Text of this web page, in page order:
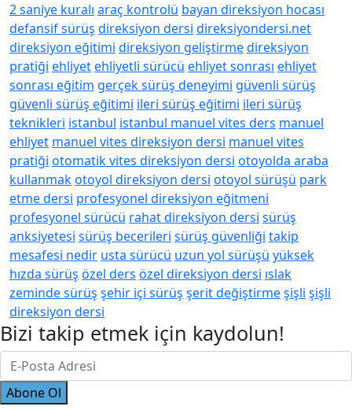
2 saniye kuralı araç kontrolü bayan direksiyon hocası
defansif sürüş direksiyon dersi direksiyondersi.net
direksiyon eğitimi direksiyon geliştirmedireksiyon
pratiği ehliyetehliyetli sürücü ehliyet sonrası ehliyet
sonrası eğitim gerçek sürüş deneyimi güvenli sürüş
güvenli sürüş eğitimi ileri sürüş eğitimi ileri sürüş
teknikleri istanbul istanbul manuel vites ders manuel
ehliyet manuel vites direksiyon dersi manuel vites
pratiği otomatik vites direksiyon dersi otoyolda araba
kullanmakotoyol direksiyon dersi otoyol sürüşü park
etme dersi profesyonel direksiyon eğitmeni
profesyonel sürücü rahat direksiyon dersi sürüş
anksiyetesi sürüş becerileri sürüş güvenliği takip
mesafesi nedir usta sürücü uzun yol sürüşü yüksek
hızda sürüş özel ders özel direksiyon dersi ıslak
zeminde sürüş şehir içi sürüş şerit değiştirmeşişli şişli
direksiyon dersi
Bizi takip etmek için kaydolun!
Abone Ol